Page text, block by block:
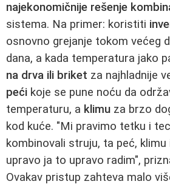
najekonomičnije rešenje
sistema. Na primer: koristiti
osnovno grejanje tokom većeg
dana, a kada temperatura jako
na drva ili briket za najhladnije
peći koje se pune noću da
temperaturu, a klimu za brzo
kod kuće. "Mi pravimo tetku i
kombinovali struju, ta peć, klimu
upravo ja to upravo radim",
Ovakav pristup zahteva malo